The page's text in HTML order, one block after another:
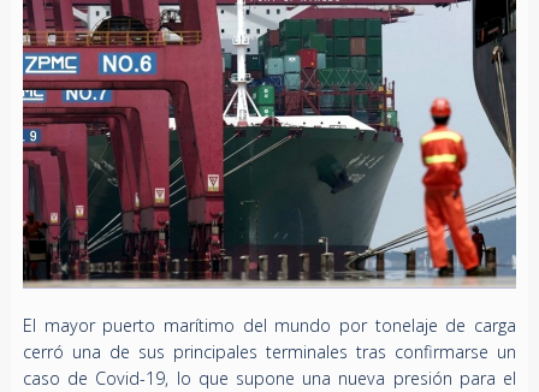
El mayor puerto marítimo del mundo por tonelaje de carga
cerró una de sus principales terminales tras confirmarse un
caso de Covid-19, lo que supone una nueva presión para el